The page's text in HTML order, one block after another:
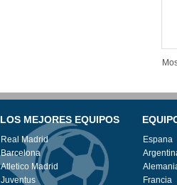
LOS MEJORES EQUIPOS
Real Madrid
Barcelona
Atletico Madrid
Juventus
Espana
Francia